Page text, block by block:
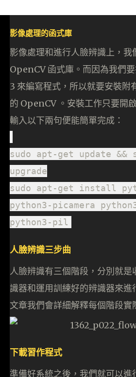
影像處理的函式庫
影像處理和進行人臉辨識上，我
OpenCV 函式庫。而因為我們
3 來編寫程式，所以就要安裝
的 OpenCV 。安裝工作只要開
輸入以下兩句便能簡單完成：
sudo apt-get update &&
upgrade
sudo apt-get install
python3-picamera
python3-pil
人臉辨識三步曲
人臉辨識有三個階段，分別就是
識器和運用訓練好的辨識器來進
文章我們會詳細解釋每個階段實
下載習作程式
準備好系統之後，我們就可以進